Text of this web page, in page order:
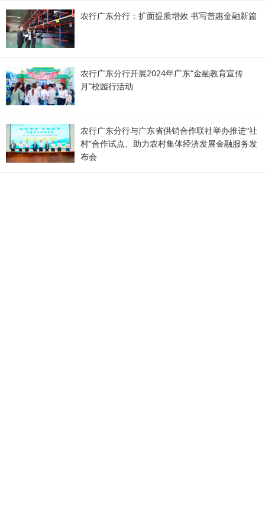
农行广东分行：扩面提质增效 书写普惠金融新篇
农行广东分行开展2024年广东“金融教育宣传
月”校园行活动
农行广东分行与广东省供销合作联社举办推进“社
村”合作试点、助力农村集体经济发展金融服务发
布会